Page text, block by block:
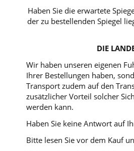
Haben Sie die erwartete
der zu bestellenden Spiegel
DIE
Wir haben unseren eigenen
Ihrer Bestellungen haben,
Transport zudem auf den
zusätzlicher Vorteil solcher
werden kann.
Haben Sie keine Antwort auf
Bitte lesen Sie vor dem Kauf